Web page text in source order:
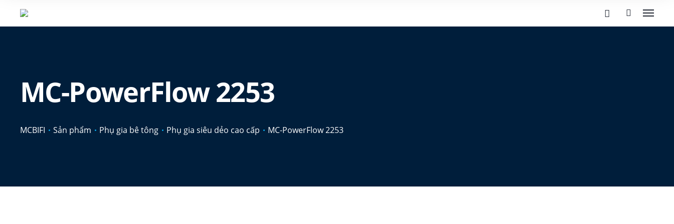
MC-PowerFlow 2253
MCBIFI Sản phẩm Phụ gia bê tông Phụ gia siêu dẻo cao cấp MC-PowerFlow 2253